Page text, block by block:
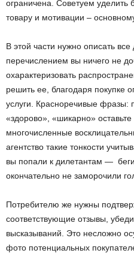
ограничена. Советуем
товару и мотивации – основному
В этой части нужно описать
перечислением вы ничего не
охарактеризовать
решить ее, благодаря покупке
услуги. Красноречивые фразы:
«здорово», «шикарно»
многочисленные
агентство такие тонкости
вы попали к дилетантам —
окончательно не заморочили
Потребителю же нужны
соответствующие отзывы,
высказываний. Это несложно
фото потенциальных